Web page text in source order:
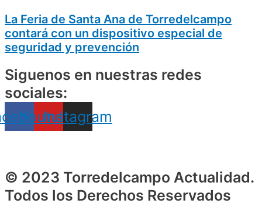
La Feria de Santa Ana de Torredelcampo
contará con un dispositivo especial de
seguridad y prevención
Siguenos en nuestras redes
sociales:
Youtube
Instagram
© 2023 Torredelcampo Actualidad.
Todos los Derechos Reservados